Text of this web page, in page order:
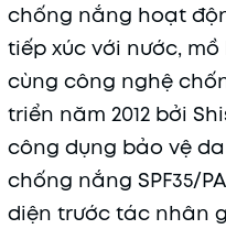
chống nắng hoạt
tiếp xúc với nước,
cùng công nghệ
triển năm 2012 bởi
công dụng bảo vệ
chống nắng SPF35/
diện trước tác nhân